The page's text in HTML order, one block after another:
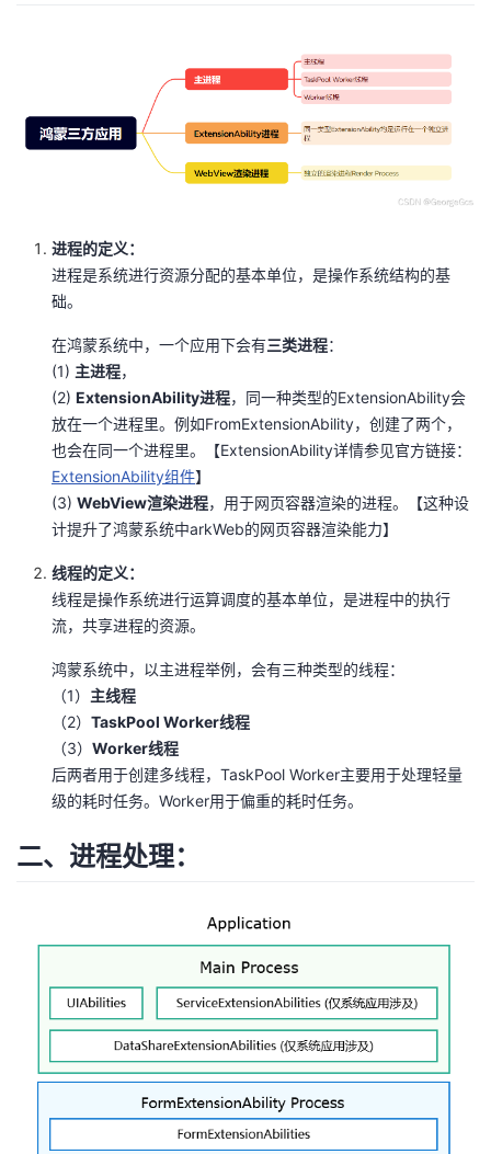
的
我
坛
圈
子
的
直
播
我
的
活
动
我
的
关
注
我
课
的
我
验
收
藏
技
术
的
云
议
进程的定义：
进程是系统进行资源分配的基本单位，是操作系统结构的基
础。
在鸿蒙系统中，一个应用下会有三类进程：
(1) 主进程，
(2) ExtensionAbility进程，同一种类型的ExtensionAbility会
放在一个进程里。例如FromExtensionAbility，创建了两个，
也会在同一个进程里。【ExtensionAbility详情参见官方链接：
ExtensionAbility组件】
(3) WebView渲染进程，用于网页容器渲染的进程。【这种设
计提升了鸿蒙系统中arkWeb的网页容器渲染能力】
线程的定义：
线程是操作系统进行运算调度的基本单位，是进程中的执行
流，共享进程的资源。
鸿蒙系统中，以主进程举例，会有三种类型的线程：
（1） 主线程
（2） TaskPool Worker线程
（3） Worker线程
后两者用于创建多线程，TaskPool Worker主要用于处理轻量
级的耗时任务。Worker用于偏重的耗时任务。
二、进程处理：